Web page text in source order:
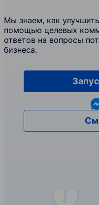
Мы знаем, как
помощью целевых
ответов на вопросы
бизнеса.